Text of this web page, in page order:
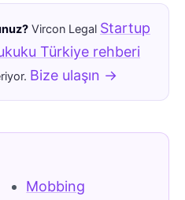
Vircon Legal Startup
Türkiye rehberi
Bize ulaşın →
Mobbing